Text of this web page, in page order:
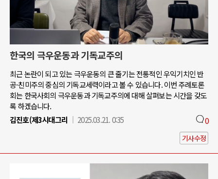
한국의 극우운동과 기독교주의
최근 논란이 되고 있는 극우운동의 큰 줄기는 전통적인 우익기치인 반
공-친미주의 중심의 기독교세력이라고 볼 수 있습니다. 이번 주례토론
회는 한국사회의 극우운동과 기독교주의에 대해 살펴보는 시간을 갖도
록 하겠습니다.
김진호(제3시대그리
2025.03.21. 0:35 0
기사수정